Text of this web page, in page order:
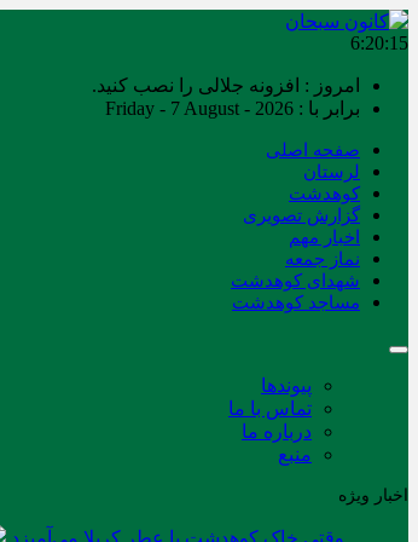
6:20:15
امروز : افزونه جلالی را نصب کنید.
برابر با : Friday - 7 August - 2026
صفحه اصلی
لرستان
کوهدشت
گزارش تصویری
اخبار مهم
نماز جمعه
شهدای کوهدشت
مساجد کوهدشت
پیوندها
تماس با ما
درباره ما
منبع
اخبار ویژه
وقتی خاک کوهدشت با عطر کربلا می‌آمیزد